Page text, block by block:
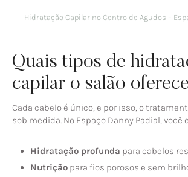
Hidratação Capilar no Centro de Agudos –
Quais tipos de
capilar o salão
Cada cabelo é único, e por isso, o
sob medida. No Espaço Danny Padial, você
Hidratação profunda para cabelos
Nutrição para fios porosos e sem